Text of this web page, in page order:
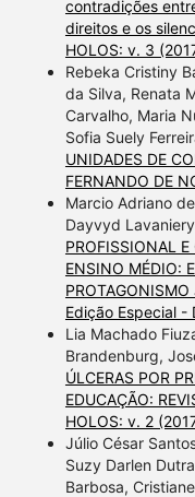
contradições
direitos e os
HOLOS: v. 3
Rebeka Cristiny
da Silva, Renata
Carvalho, Maria
Sofia Suely
UNIDADES DE
FERNANDO DE
Marcio Adriano
Dayvyd
PROFISSIONAL E
ENSINO MÉDIO:
PROTAGONISMO
Edição Especial -
Lia Machado
Brandenburg,
ÚLCERAS POR
EDUCAÇÃO:
HOLOS: v. 2
Júlio César
Suzy Darlen
Barbosa,